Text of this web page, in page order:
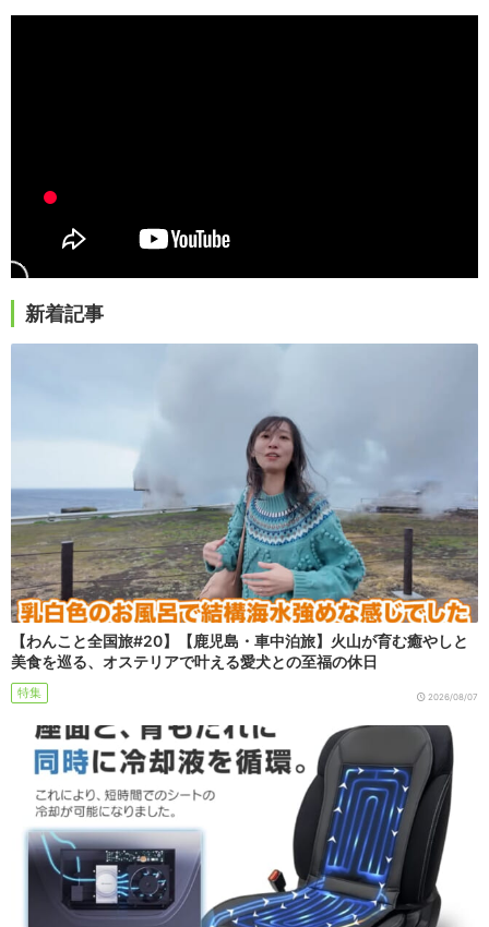
新着記事
【わんこと全国旅#20】【鹿児島・車中泊旅】火山が育む癒やしと
美食を巡る、オステリアで叶える愛犬との至福の休日
特集 2026/08/07